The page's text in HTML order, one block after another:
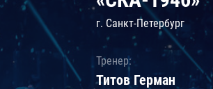
г. Санкт-Петербург
Тренер:
Титов Герман